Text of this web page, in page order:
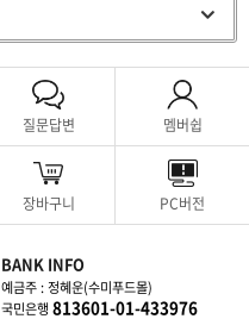
질문답변 멤버쉽
장바구니 PC버전
BANK INFO
예금주 : 정혜운(수미푸드몰)
국민은행 813601-01-433976